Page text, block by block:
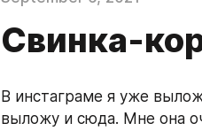
Свинка-
В инстаграме я уже
выложу и сюда. Мне она